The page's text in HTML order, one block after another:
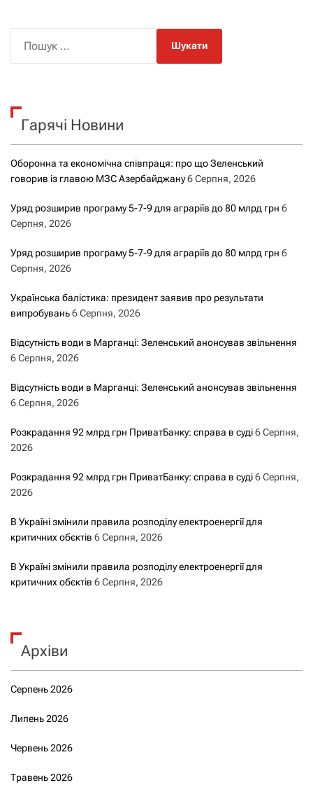
к
Гарячі Новини
Оборонна та економічна співпраця: про що Зеленський
говорив із главою МЗС Азербайджану6 Серпня, 2026
Уряд розширив програму 5-7-9 для аграріїв до 80 млрд грн 6
Серпня, 2026
Уряд розширив програму 5-7-9 для аграріїв до 80 млрд грн 6
Серпня, 2026
Українська балістика: президент заявив про результати
випробувань6 Серпня, 2026
Відсутність води в Марганці: Зеленський анонсував звільнення
6 Серпня, 2026
Відсутність води в Марганці: Зеленський анонсував звільнення
6 Серпня, 2026
Розкрадання 92 млрд грн ПриватБанку: справа в суді6 Серпня,
2026
Розкрадання 92 млрд грн ПриватБанку: справа в суді6 Серпня,
2026
В Україні змінили правила розподілу електроенергії для
критичних обєктів 6 Серпня, 2026
В Україні змінили правила розподілу електроенергії для
критичних обєктів 6 Серпня, 2026
Архіви
Серпень 2026
Липень 2026
Червень 2026
Травень 2026